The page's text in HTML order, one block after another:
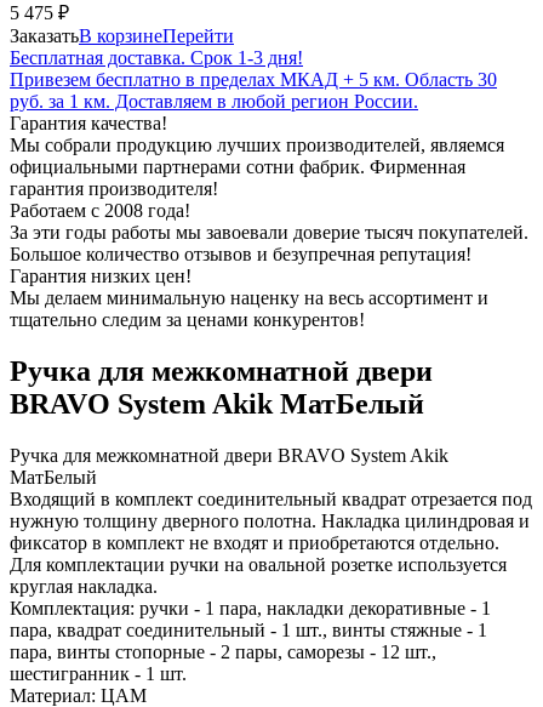
5 475 ₽
ЗаказатьВ корзинеПерейти
Бесплатная доставка. Срок 1-3 дня!
Привезем бесплатно в пределах МКАД + 5 км. Область 30
руб. за 1 км. Доставляем в любой регион России.
Гарантия качества!
Мы собрали продукцию лучших производителей, являемся
официальными партнерами сотни фабрик. Фирменная
гарантия производителя!
Работаем с 2008 года!
За эти годы работы мы завоевали доверие тысяч покупателей.
Большое количество отзывов и безупречная репутация!
Гарантия низких цен!
Мы делаем минимальную наценку на весь ассортимент и
тщательно следим за ценами конкурентов!
Ручка для межкомнатной двери
BRAVO System Akik МатБелый
Ручка для межкомнатной двери BRAVO System Akik
МатБелый
Входящий в комплект соединительный квадрат отрезается под
нужную толщину дверного полотна. Накладка цилиндровая и
фиксатор в комплект не входят и приобретаются отдельно.
Для комплектации ручки на овальной розетке используется
круглая накладка.
Комплектация: ручки - 1 пара, накладки декоративные - 1
пара, квадрат соединительный - 1 шт., винты стяжные - 1
пара, винты стопорные - 2 пары, саморезы - 12 шт.,
шестигранник - 1 шт.
Материал: ЦАМ